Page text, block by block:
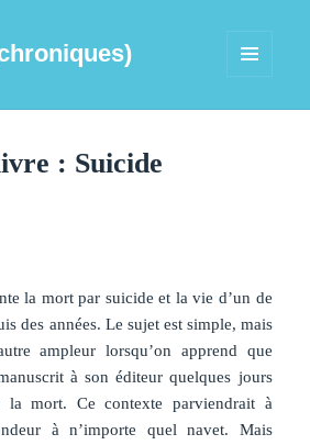
WIDGETS
: Suicide
la mort par suicide et la vie d’un de
des années. Le sujet est simple, mais
ampleur lorsqu’on apprend que
à son éditeur quelques jours
la mort. Ce contexte parviendrait à
à n’importe quel navet. Mais